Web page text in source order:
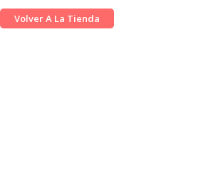
Volver A La Tienda